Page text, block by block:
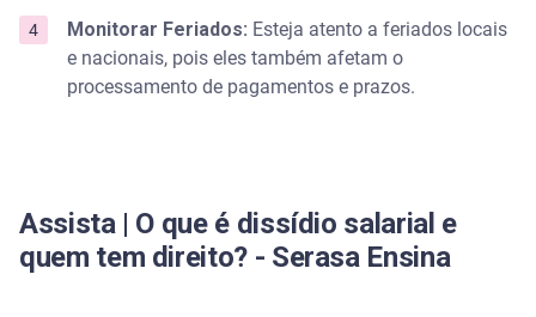
Monitorar Feriados: Esteja atento a feriados locais
e nacionais, pois eles também afetam o
processamento de pagamentos e prazos.
Assista | O que é dissídio salarial e
quem tem direito? - Serasa Ensina